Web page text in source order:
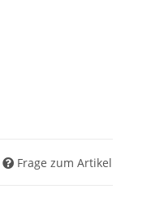
Frage zum Artikel